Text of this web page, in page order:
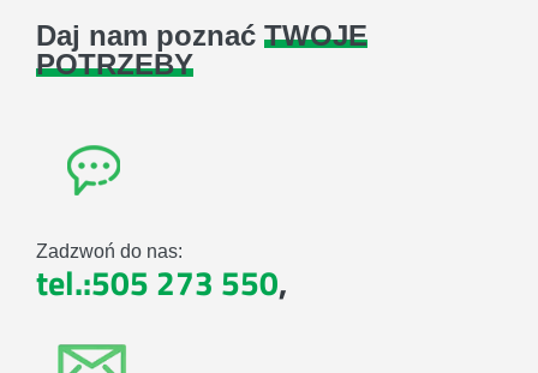
Daj nam poznać TWOJE
POTRZEBY
Zadzwoń do nas:
tel.:505 273 550,